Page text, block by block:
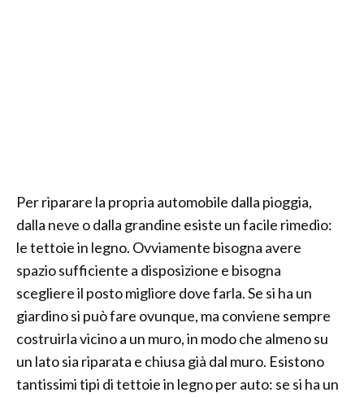
Per riparare la propria automobile dalla pioggia,
dalla neve o dalla grandine esiste un facile rimedio:
le tettoie in legno. Ovviamente bisogna avere
spazio sufficiente a disposizione e bisogna
scegliere il posto migliore dove farla. Se si ha un
giardino si può fare ovunque, ma conviene sempre
costruirla vicino a un muro, in modo che almeno su
un lato sia riparata e chiusa già dal muro. Esistono
tantissimi tipi di tettoie in legno per auto: se si ha un